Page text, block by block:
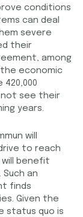
conditions
can deal
severe
their
among
economic
not see their
years.
will
to reach
benefit
Such an
finds
Given the
status quo is